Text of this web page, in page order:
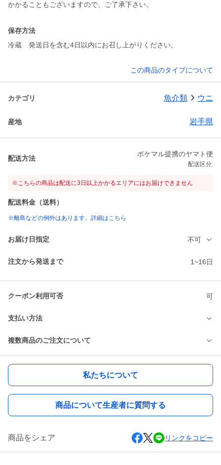
かかることもございますので、ご了承下さい。
保存方法
冷蔵 発送日を含む4日以内にお召し上がりください。
この商品のタイプについて
カテゴリ 魚介類 ウニ
産地 岩手県
配送方法
ポケマル提携のヤマト便
配送区分:
※こちらの商品は配送に3日以上かかるエリアにはお届けできません
配送料金（送料）
※離島などの例外はあります。詳細はこちら
お届け日指定 不可
注文から発送まで 1~16日
クーポン利用可否 可
支払い方法
複数商品のご注文について
私たちについて
商品について生産者に質問する
商品をシェア リンクをコピー